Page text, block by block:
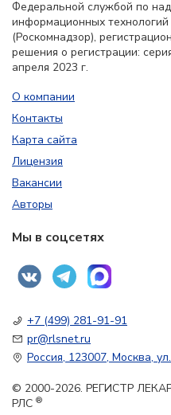
Федеральной службой по
информационных
(Роскомнадзор),
решения о регистрации:
апреля 2023 г.
О компании
Контакты
Карта сайта
Лицензия
Вакансии
Авторы
Мы в соцсетях
+7 (499) 281-91-91
pr@rlsnet.ru
Россия, 123007, Москва,
© 2000-2026. РЕГИСТР
РЛС ®